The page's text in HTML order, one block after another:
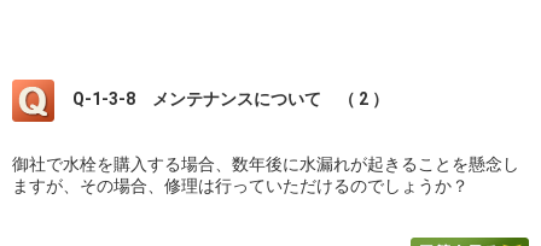
Q-1-3-8 メンテナンスについて （ 2 ）
御社で水栓を購入する場合、数年後に水漏れが起きることを懸念し
ますが、その場合、修理は行っていただけるのでしょうか？